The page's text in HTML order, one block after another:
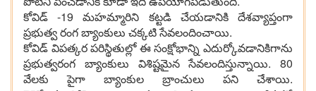
కోవిడ్ -19 మ‌హ‌మ్మారిని క‌ట్ట‌డి చేయ‌డానికి దేశ‌వ్యాప్తంగా
ప్ర‌భుత్వ రంగ బ్యాంకులు చ‌క్క‌టి సేవ‌లందించాయి.
కోవిడ్ విప‌త్క‌ర ప‌రిస్థితుల్లో ఈ సంక్షోభాన్ని ఎదుర్కోవ‌డానికిగాను
ప్ర‌భుత్వ‌రంగ బ్యాంకులు విశిష్ట‌మైన సేవ‌లందిస్తున్నాయి. 80
వేల‌కు పైగా బ్యాంకుల బ్రాంచులు ప‌ని చేశాయి.